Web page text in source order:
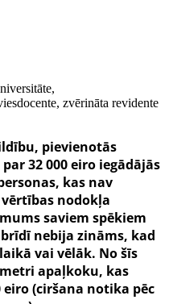
zvērināta revidente
pievienotās
32 000 eiro iegādājās
kas nav
nodokļa
saviem spēkiem
nebija zināms, kad
vai vēlāk. No šīs
apaļkoku, kas
(ciršana notika pēc